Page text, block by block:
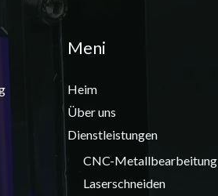
Meni
Heim
Über uns
Dienstleistungen
CNC-Metallbearbeitung
Laserschneiden